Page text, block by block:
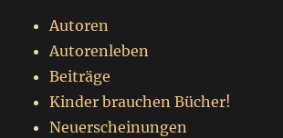
Autoren
Autorenleben
Beiträge
Kinder brauchen Bücher!
Neuerscheinungen